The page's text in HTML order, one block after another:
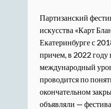
Партизанский
искусства «Карт
Екатеринбурге с
причем, в 2022 году
международный
проводится по
окончательном
объявляли —